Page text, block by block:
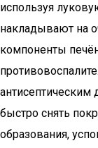
используя
накладывают на
компоненты
быстро снять
образования,